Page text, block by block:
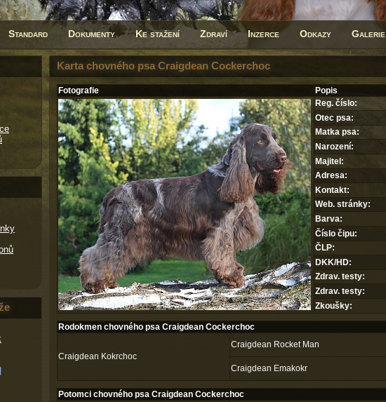
Standard Dokumenty Ke stažení Zdraví Inzerce Odkazy Galerie
Karta chovného psa Craigdean Cockerchoc
Fotografie Popis
Reg. číslo:
Otec psa:
Matka psa:
Narození:
Majitel:
Adresa:
Kontakt:
Web. stránky:
Barva:
Číslo čipu:
ČLP:
DKK/HD:
Zdrav. testy:
Zdrav. testy:
Zkoušky:
Rodokmen chovného psa Craigdean Cockerchoc
Craigdean Kokrchoc
Craigdean Rocket Man
Craigdean Emakokr
Potomci chovného psa Craigdean Cockerchoc